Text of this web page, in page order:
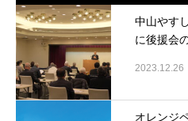
中山やす
に後援会
2023.12.26
オレンジ